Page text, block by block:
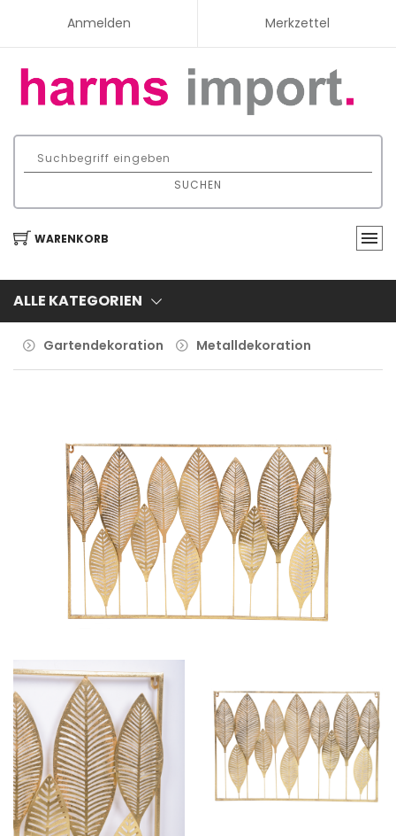
Anmelden Merkzettel
SUCHEN
WARENKORB
ALLE KATEGORIEN
Gartendekoration Metalldekoration